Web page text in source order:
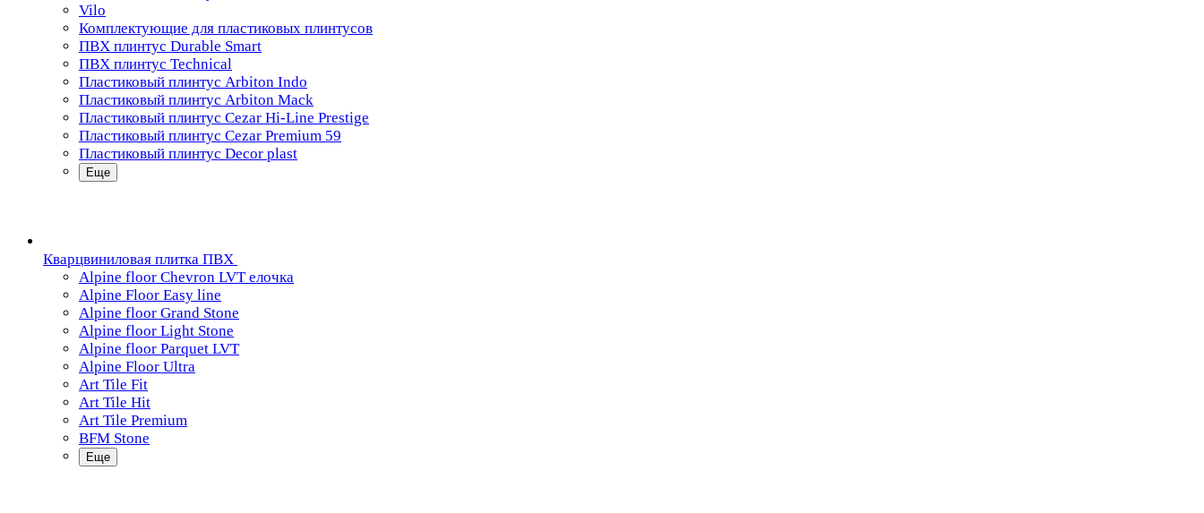
Vilo
Комплектующие для пластиковых плинтусов
ПВХ плинтус Durable Smart
ПВХ плинтус Technical
Пластиковый плинтус Arbiton Indo
Пластиковый плинтус Arbiton Mack
Пластиковый плинтус Cezar Hi-Line Prestige
Пластиковый плинтус Cezar Premium 59
Пластиковый плинтус Decor plast
Еще
Кварцвиниловая плитка ПВХ
Alpine floor Chevron LVT елочка
Alpine Floor Easy line
Alpine floor Grand Stone
Alpine floor Light Stone
Alpine floor Parquet LVT
Alpine Floor Ultra
Art Tile Fit
Art Tile Hit
Art Tile Premium
BFM Stone
Еще